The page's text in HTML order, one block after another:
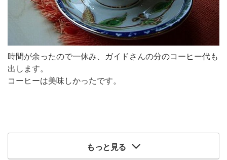
時間が余ったので一休み、ガイドさんの分のコーヒー代も
出します。
コーヒーは美味しかったです。
もっと見る